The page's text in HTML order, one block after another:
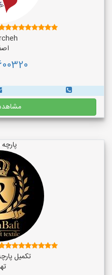
تکمیل